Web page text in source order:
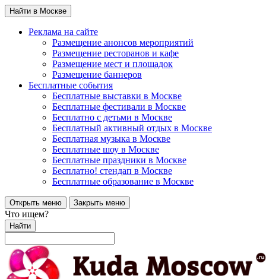
Найти в Москве
Реклама на сайте
Размещение анонсов мероприятий
Размещение ресторанов и кафе
Размещение мест и площадок
Размещение баннеров
Бесплатные события
Бесплатные выставки в Москве
Бесплатные фестивали в Москве
Бесплатно с детьми в Москве
Бесплатный активный отдых в Москве
Бесплатная музыка в Москве
Бесплатные шоу в Москве
Бесплатные праздники в Москве
Бесплатно! стендап в Москве
Бесплатные образование в Москве
Открыть меню Закрыть меню
Что ищем?
Найти